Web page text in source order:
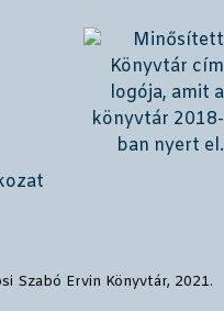
Szabó Ervin Könyvtár, 2021.